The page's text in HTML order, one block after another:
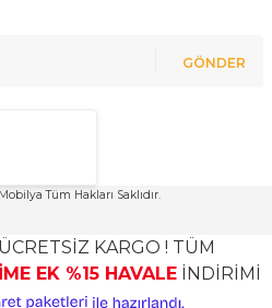
GÖNDER
Tüm Hakları Saklıdır.
KARGO ! TÜM
EK %15 HAVALE İNDİRİMİ
e-